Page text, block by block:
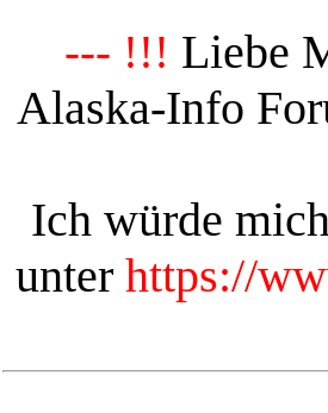
--- !!! Liebe
Alaska-Info
Ich würde
unter https://